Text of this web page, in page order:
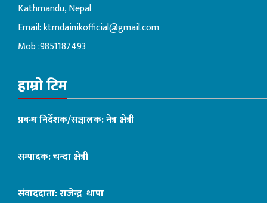
Kathmandu, Nepal
Email:ktmdainikofficial@gmail.com
Mob :9851187493
हाम्रो टिम
प्रबन्ध निर्देशक/सञ्चालक: नेत्र क्षेत्री
सम्पादक: चन्दा क्षेत्री
संवाददाता: राजेन्द्र थापा